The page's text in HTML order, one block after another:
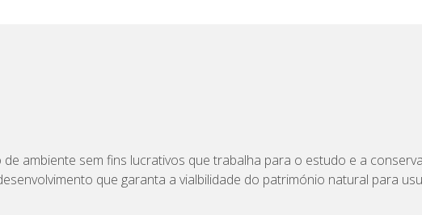
ambiente sem fins lucrativos que trabalha para o estudo e a
que garanta a vialbilidade do património natural para